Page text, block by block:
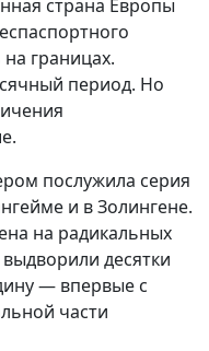
страна Европы
границах.
период. Но
послужила серия
и в Золингене.
на радикальных
десятки
— впервые с
части